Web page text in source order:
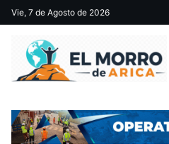
Vie, 7 de Agosto de 2026